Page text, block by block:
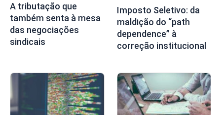
A tributação que
também senta à mesa
das negociações
sindicais
Imposto Seletivo: da
maldição do “path
dependence” à
correção institucional